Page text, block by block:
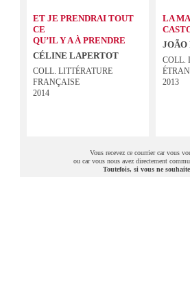
ET JE PRENDRAI TOUT
CE
QU’IL Y A À PRENDRE
CÉLINE LAPERTOT
COLL. LITTÉRATURE
FRANÇAISE
2014
LA
JOÃO
COLL.
2013
Vous recevez ce courrier car vous
ou car vous nous avez directement
Toutefois, si vous ne